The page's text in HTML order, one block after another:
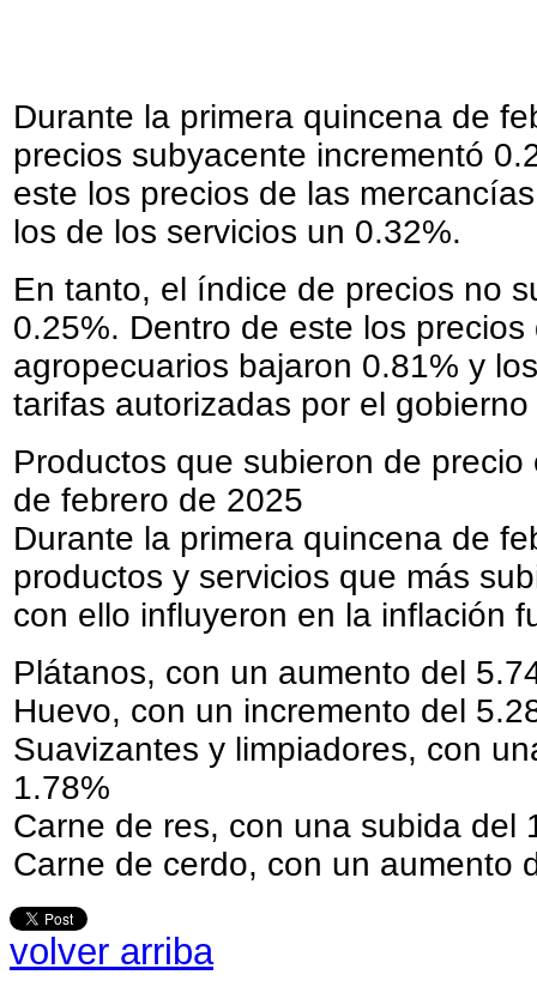
Durante la primera quincena de
precios subyacente incrementó
este los precios de las
los de los servicios un 0.32%.
En tanto, el índice de precios no
0.25%. Dentro de este los
agropecuarios bajaron 0.81% y
tarifas autorizadas por el
Productos que subieron de
de febrero de 2025
Durante la primera quincena de
productos y servicios que más
con ello influyeron en la inflación
Plátanos, con un aumento del
Huevo, con un incremento del
Suavizantes y limpiadores, con
1.78%
Carne de res, con una subida del
Carne de cerdo, con un aumento
volver arriba